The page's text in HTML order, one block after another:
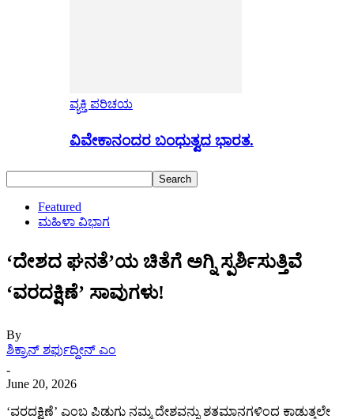
ವ್ಯಕ್ತಿ ಪರಿಚಯ
ವಿವೇಕಾನಂದರ ಬಂಧುತ್ವದ ಭಾರತ.
Featured
ಮಹಿಳಾ ವಿಭಾಗ
‘ದೇಶದ ಘನತೆ’ಯ ಚಿತೆಗೆ ಅಗ್ನಿ ಸ್ಪರ್ಶಿಸುತ್ತಿವೆ
‘ವರದಕ್ಷಿಣೆ’ ಸಾವುಗಳು!
By
ಶಿಕ್ರಾನ್ ಶರ್ಫುದ್ದೀನ್ ಎಂ
-
June 20, 2026
‘ವರದಕ್ಷಿಣೆ’ ಎಂಬ ಪಿಡುಗು ನಮ್ಮ ದೇಶವನ್ನು ಶತಮಾನಗಳಿಂದ ಕಾಡುತ್ತಲೇ